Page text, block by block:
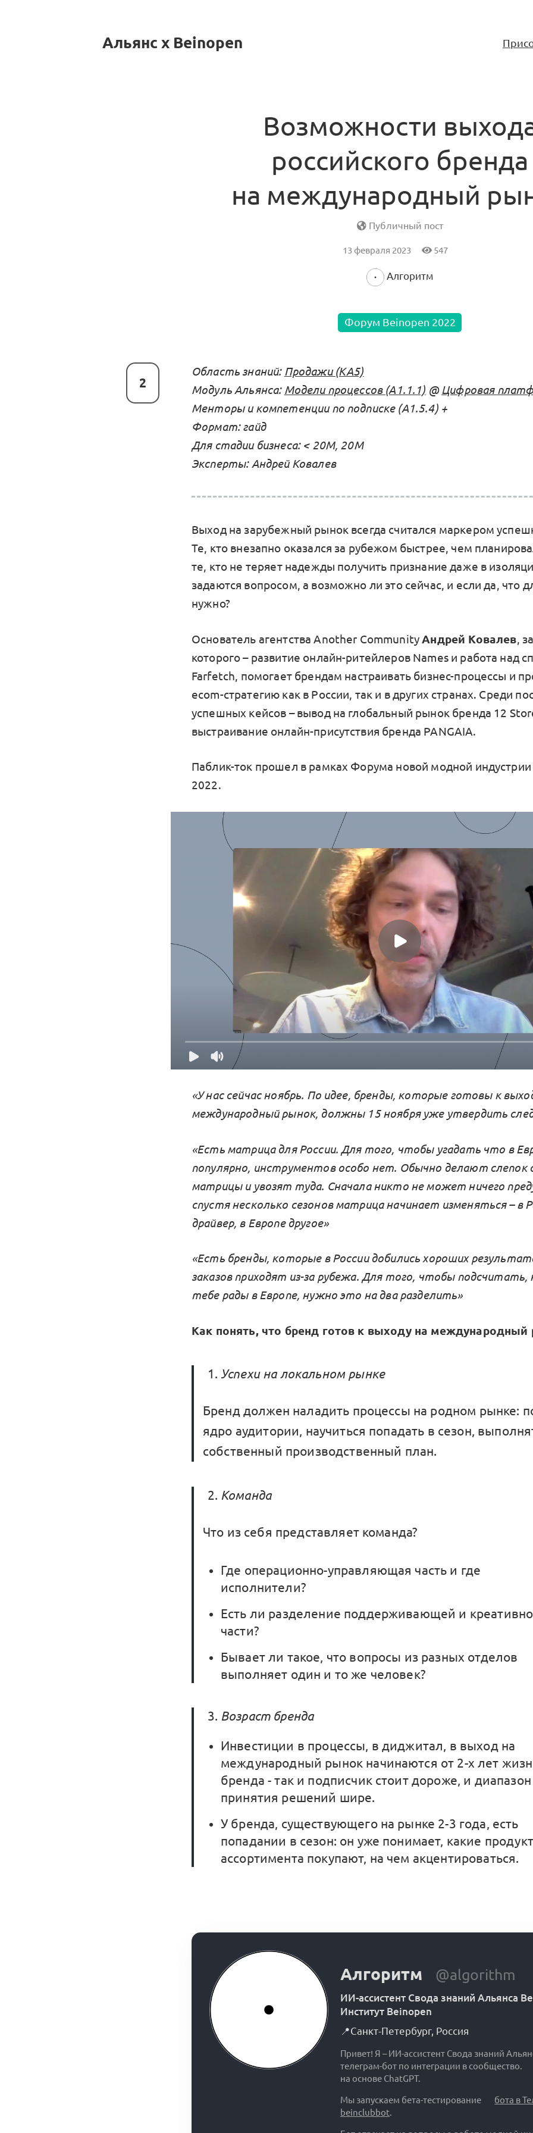
Альянс x Beinopen
Возможности
российского бренда
на международный
Публичный пост
13 февраля 2023 547
Алгоритм
Форум Beinopen 2022
2
Область знаний: Продажи (KA5)
Модуль Альянса: Модели процессов (А1.1.1) @ Цифровая
Менторы и компетенции по подписке (А1.5.4) +
Формат: гайд
Для стадии бизнеса: < 20М, 20М
Эксперты: Андрей Ковалев
Выход на зарубежный рынок всегда считался маркером
Те, кто внезапно оказался за рубежом быстрее, чем
те, кто не теряет надежды получить признание даже в
задаются вопросом, а возможно ли это сейчас, и если да, что
нужно?
Основатель агентства Another CommunityАндрей Ковалев,
которого – развитие онлайн-ритейлеров Names и работа над
Farfetch, помогает брендам настраивать бизнес-процессы и
ecom-стратегию как в России, так и в других странах. Среди
успешных кейсов – вывод на глобальный рынок бренда 12
выстраивание онлайн-присутствия бренда PANGAIA.
Паблик-ток прошел в рамках Форума новой модной
2022.
«У нас сейчас ноябрь. По идее, бренды, которые готовы к
международный рынок, должны 15 ноября уже утвердить
«Есть матрица для России. Для того, чтобы угадать что в
популярно, инструментов особо нет. Обычно делают слепок
матрицы и увозят туда. Сначала никто не может ничего
спустя несколько сезонов матрица начинает изменяться – в
драйвер, в Европе другое»
«Есть бренды, которые в России добились хороших
заказов приходят из-за рубежа. Для того, чтобы подсчитать,
тебе рады в Европе, нужно это на два разделить»
Как понять, что бренд готов к выходу на международный
Успехи на локальном рынке
Бренд должен наладить процессы на родном рынке:
ядро аудитории, научиться попадать в сезон,
собственный производственный план.
Команда
Что из себя представляет команда?
Где операционно-управляющая часть и где
исполнители?
Есть ли разделение поддерживающей и
части?
Бывает ли такое, что вопросы из разных отделов
выполняет один и то же человек?
Возраст бренда
Инвестиции в процессы, в диджитал, в выход на
международный рынок начинаются от 2-х лет
бренда - так и подписчик стоит дороже, и диапазон
принятия решений шире.
У бренда, существующего на рынке 2-3 года, есть
попадании в сезон: он уже понимает, какие
ассортимента покупают, на чем акцентироваться.
Алгоритм @algorithm
ИИ-ассистент Свода знаний Альянса
Институт Beinopen
📍Санкт-Петербург, Россия
Привет! Я – ИИ-ассистент Свода знаний
телеграм-бот по интеграции в сообщество.
на основе ChatGPT.
Мы запускаем бета-тестирование
бота в
beinclubbot.